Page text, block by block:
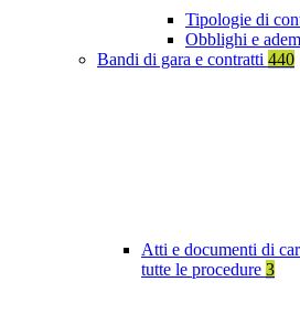
Tipologie di
Obblighi e
Bandi di gara e contratti 440
Atti e documenti di
tutte le procedure 3